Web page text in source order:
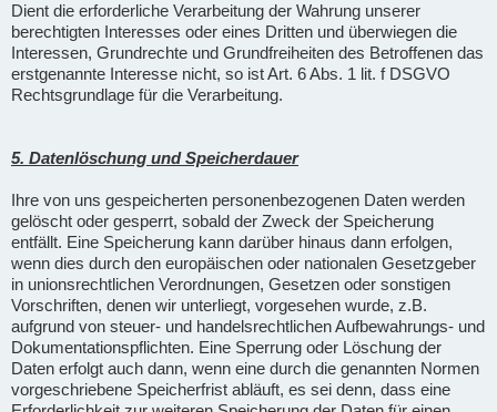
Dient die erforderliche Verarbeitung der Wahrung unserer
berechtigten Interesses oder eines Dritten und überwiegen die
Interessen, Grundrechte und Grundfreiheiten des Betroffenen das
erstgenannte Interesse nicht, so ist Art. 6 Abs. 1 lit. f DSGVO
Rechtsgrundlage für die Verarbeitung.
5. Datenlöschung und Speicherdauer
Ihre von uns gespeicherten personenbezogenen Daten werden
gelöscht oder gesperrt, sobald der Zweck der Speicherung
entfällt. Eine Speicherung kann darüber hinaus dann erfolgen,
wenn dies durch den europäischen oder nationalen Gesetzgeber
in unionsrechtlichen Verordnungen, Gesetzen oder sonstigen
Vorschriften, denen wir unterliegt, vorgesehen wurde, z.B.
aufgrund von steuer- und handelsrechtlichen Aufbewahrungs- und
Dokumentationspflichten. Eine Sperrung oder Löschung der
Daten erfolgt auch dann, wenn eine durch die genannten Normen
vorgeschriebene Speicherfrist abläuft, es sei denn, dass eine